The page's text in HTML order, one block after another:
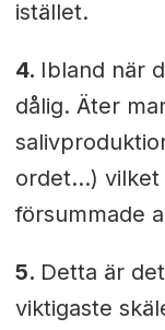
istället.
4. Ibland när
dålig. Äter
ordet…) vilket
försummade
5. Detta är
viktigaste